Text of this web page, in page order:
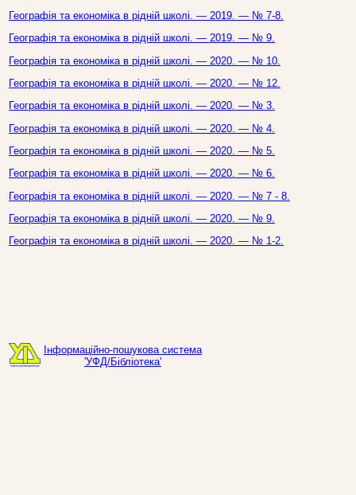
Географія та економіка в рідній школі. — 2019. — № 7-8.
Географія та економіка в рідній школі. — 2019. — № 9.
Географія та економіка в рідній школі. — 2020. — № 10.
Географія та економіка в рідній школі. — 2020. — № 12.
Географія та економіка в рідній школі. — 2020. — № 3.
Географія та економіка в рідній школі. — 2020. — № 4.
Географія та економіка в рідній школі. — 2020. — № 5.
Географія та економіка в рідній школі. — 2020. — № 6.
Географія та економіка в рідній школі. — 2020. — № 7 - 8.
Географія та економіка в рідній школі. — 2020. — № 9.
Географія та економіка в рідній школі. — 2020. — № 1-2.
Інформаційно-пошукова система
'УФД/Бібліотека'